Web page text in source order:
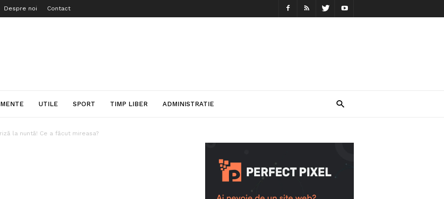
Despre noi Contact
UTILE SPORT TIMP LIBER ADMINISTRATIE
la nuntă! Ce a făcut mireasa?